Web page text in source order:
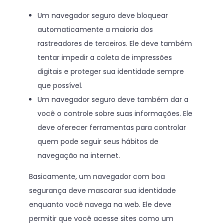
Um navegador seguro deve bloquear
automaticamente a maioria dos
rastreadores de terceiros. Ele deve também
tentar impedir a coleta de impressões
digitais e proteger sua identidade sempre
que possível.
Um navegador seguro deve também dar a
você o controle sobre suas informações. Ele
deve oferecer ferramentas para controlar
quem pode seguir seus hábitos de
navegação na internet.
Basicamente, um navegador com boa
segurança deve mascarar sua identidade
enquanto você navega na web. Ele deve
permitir que você acesse sites como um